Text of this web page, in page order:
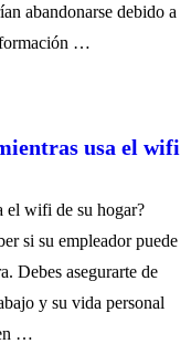
abandonarse debido a
…
usa el wifi
el wifi de su hogar?
si su empleador puede
Debes asegurarte de
y su vida personal
…